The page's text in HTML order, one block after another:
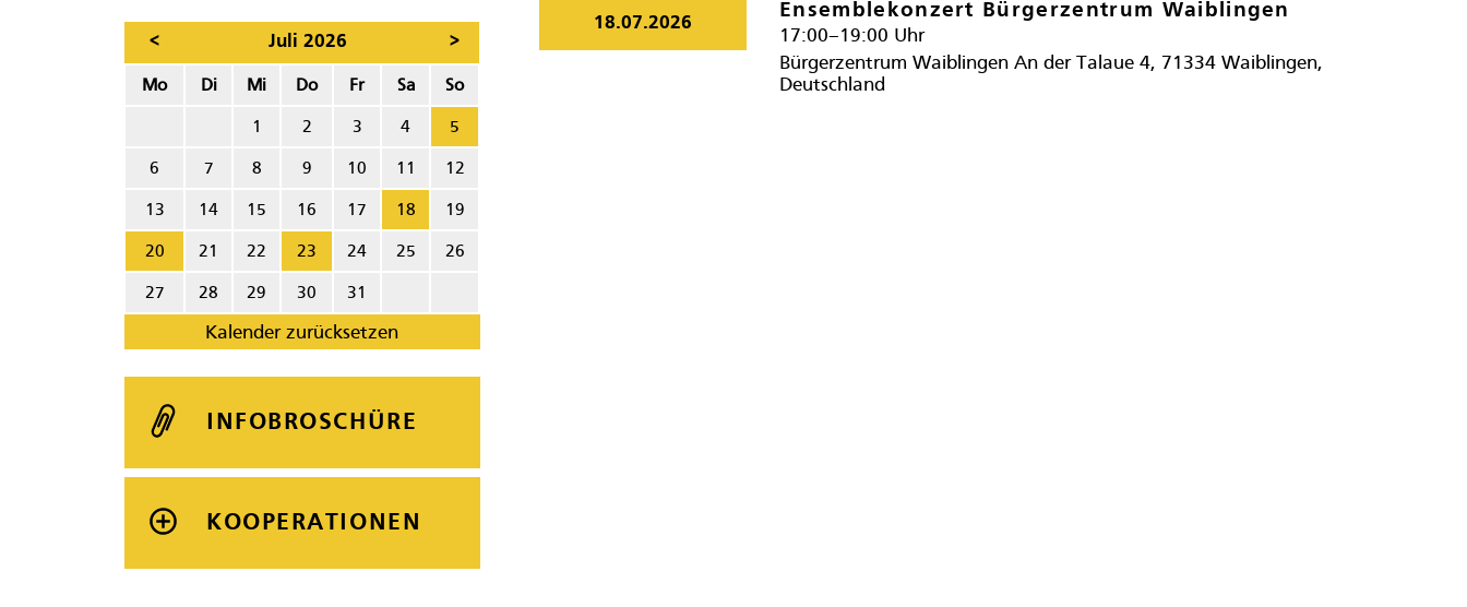
18.07.2026
Ensemblekonzert Bürgerzentrum Waiblingen
17:00–19:00 Uhr
Bürgerzentrum Waiblingen An der Talaue 4, 71334 Waiblingen,
Deutschland
< Juli 2026 >
Mo Di Mi Do Fr Sa So
1 2 3 4 5
6 7 8 9 10 11 12
13 14 15 16 17 18 19
20 21 22 23 24 25 26
27 28 29 30 31
Kalender zurücksetzen
INFOBROSCHÜRE
KOOPERATIONEN